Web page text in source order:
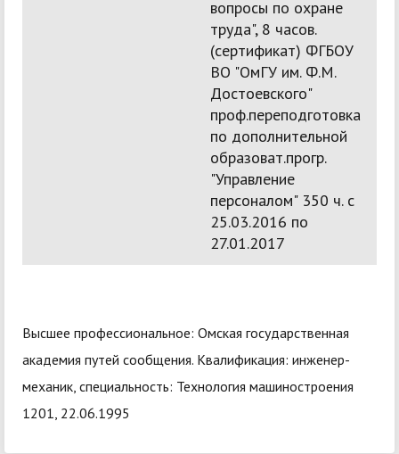
вопросы по охране
труда", 8 часов.
(сертификат) ФГБОУ
ВО "ОмГУ им. Ф.М.
Достоевского"
проф.переподготовка
по дополнительной
образоват.прогр.
"Управление
персоналом" 350 ч. с
25.03.2016 по
27.01.2017
Высшее профессиональное: Омская государственная
академия путей сообщения. Квалификация: инженер-
механик, специальность: Технология машиностроения
1201, 22.06.1995